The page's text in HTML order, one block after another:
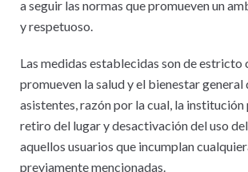
a seguir las normas que promueven un
y respetuoso.
Las medidas establecidas son de
promueven la salud y el bienestar general
asistentes, razón por la cual, la
retiro del lugar y desactivación del uso
aquellos usuarios que incumplan
previamente mencionadas.